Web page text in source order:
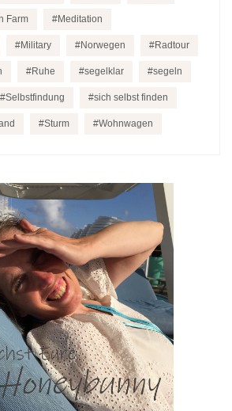
Farm Meditation
Military Norwegen Radtour
Ruhe segelklar segeln
Selbstfindung sich selbst finden
Sturm Wohnwagen